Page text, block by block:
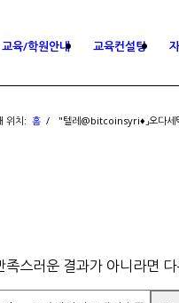
교육/학원안내 교육컨설팅
위치: 홈 / "텔레@bitcoinsyri♦」오다세
족스러운 결과가 아니라면